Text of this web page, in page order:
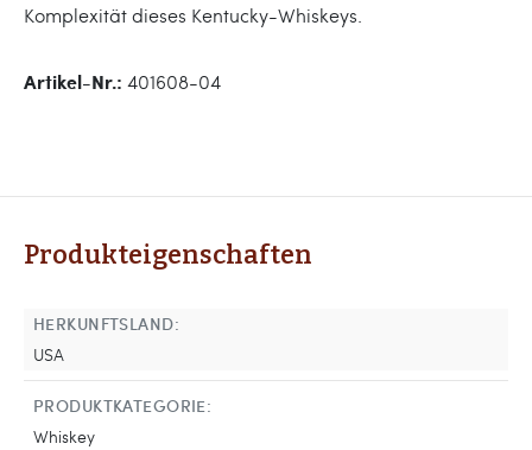
Komplexität dieses Kentucky-Whiskeys.
Artikel-Nr.: 401608-04
Produkteigenschaften
HERKUNFTSLAND:
USA
PRODUKTKATEGORIE:
Whiskey